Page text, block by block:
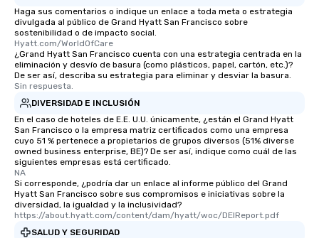
Haga sus comentarios o indique un enlace a toda meta o estrategia
divulgada al público de Grand Hyatt San Francisco sobre
sostenibilidad o de impacto social.
Hyatt.com/WorldOfCare
¿Grand Hyatt San Francisco cuenta con una estrategia centrada en la
eliminación y desvío de basura (como plásticos, papel, cartón, etc.)?
De ser así, describa su estrategia para eliminar y desviar la basura.
Sin respuesta.
DIVERSIDAD E INCLUSIÓN
En el caso de hoteles de E.E. U.U. únicamente, ¿están el Grand Hyatt
San Francisco o la empresa matriz certificados como una empresa
cuyo 51 % pertenece a propietarios de grupos diversos (51% diverse
owned business enterprise, BE)? De ser así, indique como cuál de las
siguientes empresas está certificado.
NA
Si corresponde, ¿podría dar un enlace al informe público del Grand
Hyatt San Francisco sobre sus compromisos e iniciativas sobre la
diversidad, la igualdad y la inclusividad?
https://about.hyatt.com/content/dam/hyatt/woc/DEIReport.pdf
SALUD Y SEGURIDAD